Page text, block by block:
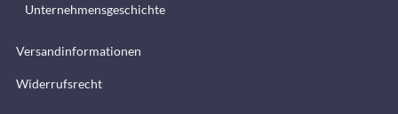
Unternehmensgeschichte
Versandinformationen
Widerrufsrecht